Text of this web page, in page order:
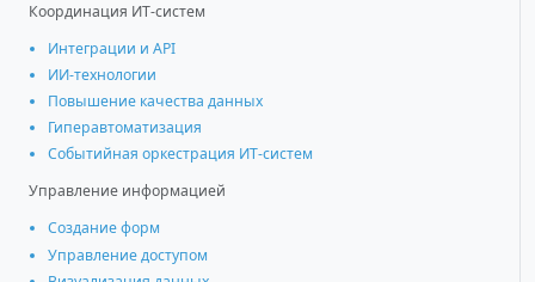
Координация ИТ-систем
Интеграции и АРІ
ИИ-технологии
Повышение качества данных
Гиперавтоматизация
Событийная оркестрация ИТ-систем
Управление информацией
Создание форм
Управление доступом